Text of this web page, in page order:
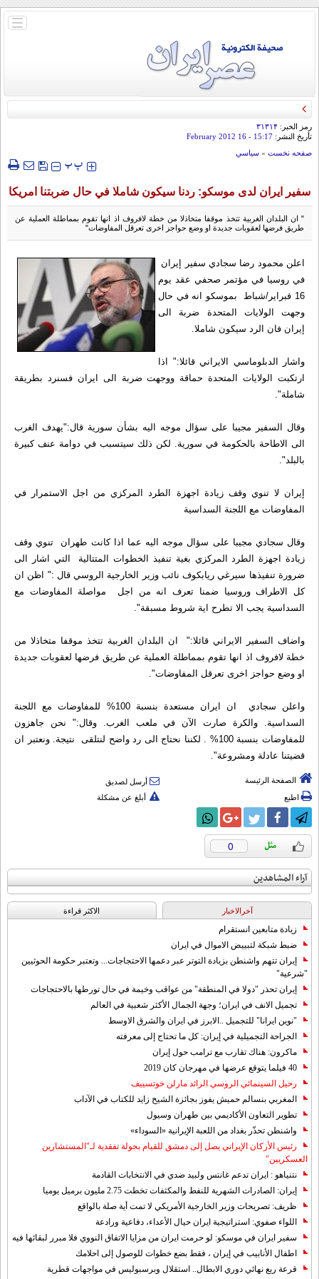
باز
رمز الخبر: ۳۱۳۱۴
تأريخ النشر: 15:17
- 16 February 2012
صفحه نخست » سياسي
‍‍‍ پپ
سفير ايران لدى موسكو: ردنا سيكون شاملا في حال ضربتنا امريكا
" ان البلدان الغربية تتخذ موقفا متخاذلا من خطة لافروف اذ انها تقوم بمماطلة العملية عن
طريق فرضها لعقوبات جديدة او وضع حواجز اخرى تعرقل المفاوضات"
اعلن محمود رضا سجادي سفير إيران
في روسيا في مؤتمر صحفي عقد يوم
16 فبراير/شباط بموسكو انه في حال
وجهت الولايات المتحدة ضربة الى
إيران فان الرد سيكون شاملا.
واشار الدبلوماسي الايراني قائلا:" اذا
ارتكبت الولايات المتحدة حماقة ووجهت ضربة الى ايران فسنرد بطريقة
شاملة".
وقال السفير مجيبا على سؤال موجه اليه بشأن سورية قال:"يهدف الغرب
الى الاطاحة بالحكومة في سورية. لكن ذلك سيتسبب في دوامة عنف كبيرة
بالبلد".
إيران لا تنوي وقف زيادة اجهزة الطرد المركزي من اجل الاستمرار في
المفاوضات مع اللجنة السداسية
وقال سجادي مجيبا على سؤال موجه اليه عما اذا كانت طهران تنوي وقف
زيادة اجهزة الطرد المركزي بغية تنفيذ الخطوات المتتالية التي اشار الى
ضرورة تنفيذها سيرغي ريابكوف نائب وزير الخارجية الروسي قال :" اظن ان
كل الاطراف وروسيا ضمنا تعرف انه من اجل مواصلة المفاوضات مع
السداسية يجب الا تطرح اية شروط مسبقة".
واضاف السفير الايراني قائلا:" ان البلدان الغربية تتخذ موقفا متخاذلا من
خطة لافروف اذ انها تقوم بمماطلة العملية عن طريق فرضها لعقوبات جديدة
او وضع حواجز اخرى تعرقل المفاوضات".
واعلن سجادي ان ايران مستعدة بنسبة 100% للمفاوضات مع اللجنة
السداسية. والكرة صارت الآن في ملعب الغرب. وقال:" نحن جاهزون
للمفاوضات بنسبة 100% . لكننا نحتاج الى رد واضح لنتلقى نتيجة. ونعتبر ان
قضيتنا عادلة ومشروعة".
الصفحة الرئيسة
أرسل لصديق
اطبع
أبلغ عن مشكلة
0
آراء المشاهدين
آخرالاخبار الاکثر قراءة
زيادة متابعين انستقرام
ضبط شبكة لتبييض الاموال في ايران
إيران تتهم واشنطن بزيادة التوتر عبر دعمها الاحتجاجات... وتعتبر حكومة الحوثيين
"شرعية"
إيران تحذر "دولا في المنطقة" من عواقب وخيمة في حال تورطها بالاحتجاجات
تجميل الانف في ايران؛ وجهة الجمال الأكثر شعبية في العالم
"نوين ايرانا" للتجميل ..الابرز في ايران والشرق الاوسط
الجراحة التجميلية في إيران: كل ما تحتاج إلى معرفته
ماكرون: هناك تقارب مع ترامب حول إيران
40 فيلما يتوقع عرضها في مهرجان كان 2019
رحيل السينمائي الروسي الرائد مارلن خوتسييف
المغربي بنسالم حميش يفوز بجائزة الشيخ زايد للكتاب في الآداب
تطوير التعاون الأكاديمي بين طهران وسيول
واشنطن تحذّر بغداد من اللعبة الإيرانية «السوداء»
رئيس الأركان الإيراني يصل إلى دمشق للقيام بجولة تفقدية لـ"المستشارين
العسكريين"
نتنياهو : ايران تدعم غانتس ولبيد ضدي في الانتخابات القادمة
إيران: الصادرات الشهریة للنفط والمكثفات تخطت 2.75 مليون برميل يوميا
ظريف: تصريحات وزير الخارجية الأمريكي لا تمت أية صلة بالواقع
اللواء صفوي: استراتيجية ايران حيال الأعداء، دفاعية ورادعة
سفير ايران في موسكو: لو حرمت ايران من مزايا الاتفاق النووي فلا مبرر لبقائها فيه
اطفال الأنابيب في إيران ، فقط بضع خطوات للوصول إلى احلامك
قرعة ربع نهائي دوري الابطال.. استقلال وبرسبوليس في مواجهات قطرية